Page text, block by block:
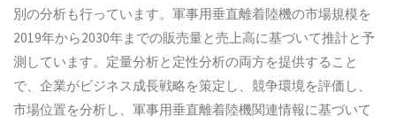
別の分析も行っています。軍事用垂直離着陸機の市場規模を
2019年から2030年までの販売量と売上高に基づいて推計と予
測しています。定量分析と定性分析の両方を提供すること
で、企業がビジネス成長戦略を策定し、競争環境を評価し、
市場位置を分析し、軍事用垂直離着陸機関連情報に基づいて